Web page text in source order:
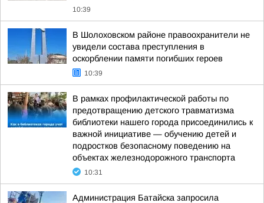
10:39
В Шолоховском районе правоохранители не
увидели состава преступления в
оскорблении памяти погибших героев
10:39
В рамках профилактической работы по
предотвращению детского травматизма
библиотеки нашего города присоединились к
важной инициативе — обучению детей и
подростков безопасному поведению на
объектах железнодорожного транспорта
10:31
Администрация Батайска запросила